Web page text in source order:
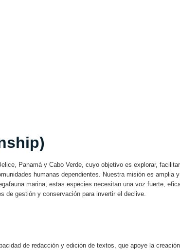
Panamá y Cabo Verde, cuyo objetivo es explorar,
humanas dependientes. Nuestra misión es amplia
marina, estas especies necesitan una voz fuerte,
de gestión y conservación para invertir el declive.
de redacción y edición de textos, que apoye la